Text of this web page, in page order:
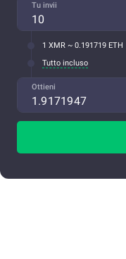
Tu invii
1 XMR ~ 0.191719 ETH
Tutto incluso
Ottieni